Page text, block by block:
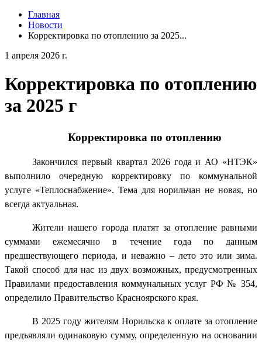
Главная
Новости
Корректировка по отоплению за 2025...
1 апреля 2026 г.
Корректировка по отоплению
за 2025 г
Корректировка по отоплению
Закончился первый квартал 2026 года и АО «НТЭК»
выполнило очередную корректировку по коммунальной
услуге «Теплоснабжение». Тема для норильчан не новая, но
всегда актуальная.
Жители нашего города платят за отопление равными
суммами ежемесячно в течение года по данным
предшествующего периода, и неважно – лето это или зима.
Такой способ для нас из двух возможных, предусмотренных
Правилами предоставления коммунальных услуг РФ № 354,
определило Правительство Красноярского края.
В 2025 году жителям Норильска к оплате за отопление
предъявляли одинаковую сумму, определенную на основании